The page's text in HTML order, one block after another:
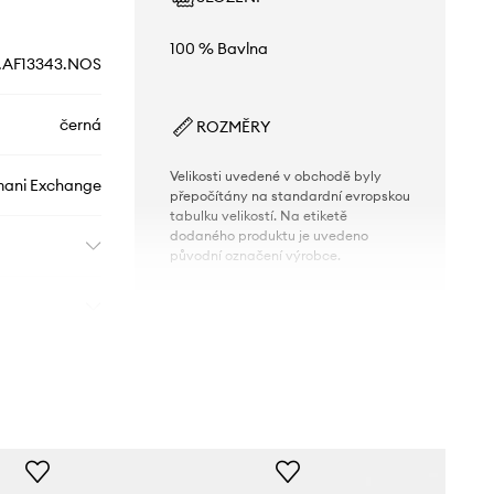
černá
Exchange
100 % Bavlna
ROZMĚRY
Velikosti uvedené v obchodě byly
přepočítány na standardní evropskou
tabulku velikostí. Na etiketě
dodaného produktu je uvedeno
původní označení výrobce.